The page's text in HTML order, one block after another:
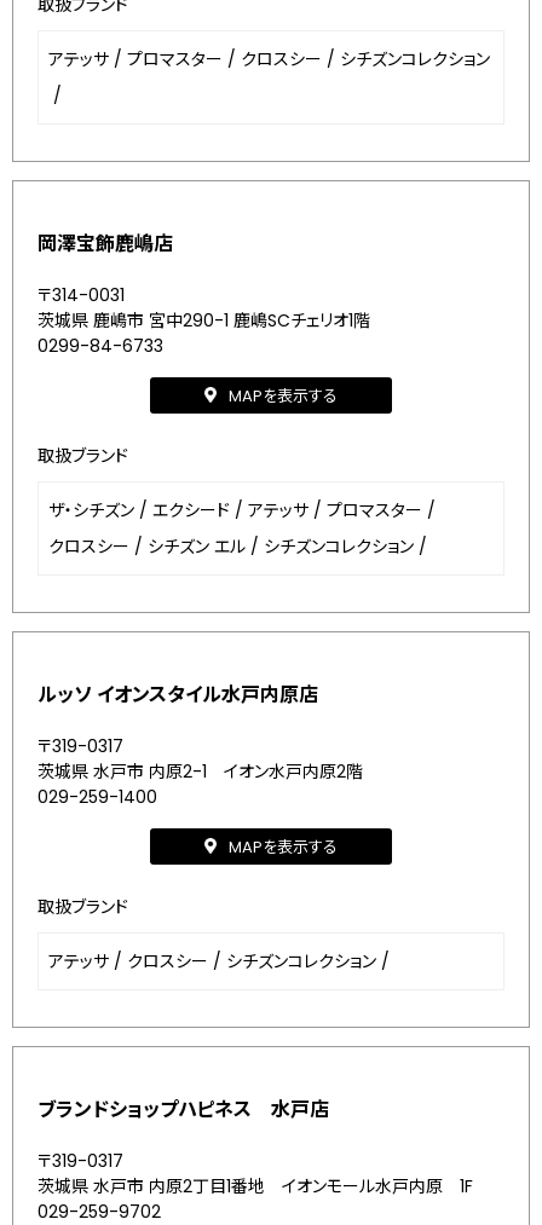
取扱ブランド
アテッサ / プロマスター / クロスシー / シチズンコレクション
/
岡澤宝飾鹿嶋店
〒314-0031
茨城県 鹿嶋市 宮中290-1 鹿嶋SCチェリオ1階
0299-84-6733
MAPを表示する
取扱ブランド
ザ・シチズン / エクシード / アテッサ / プロマスター /
クロスシー / シチズン エル / シチズンコレクション /
ルッソ イオンスタイル水戸内原店
〒319-0317
茨城県 水戸市 内原2-1 イオン水戸内原2階
029-259-1400
MAPを表示する
取扱ブランド
アテッサ / クロスシー / シチズンコレクション /
ブランドショップハピネス 水戸店
〒319-0317
茨城県 水戸市 内原2丁目1番地 イオンモール水戸内原 1F
029-259-9702